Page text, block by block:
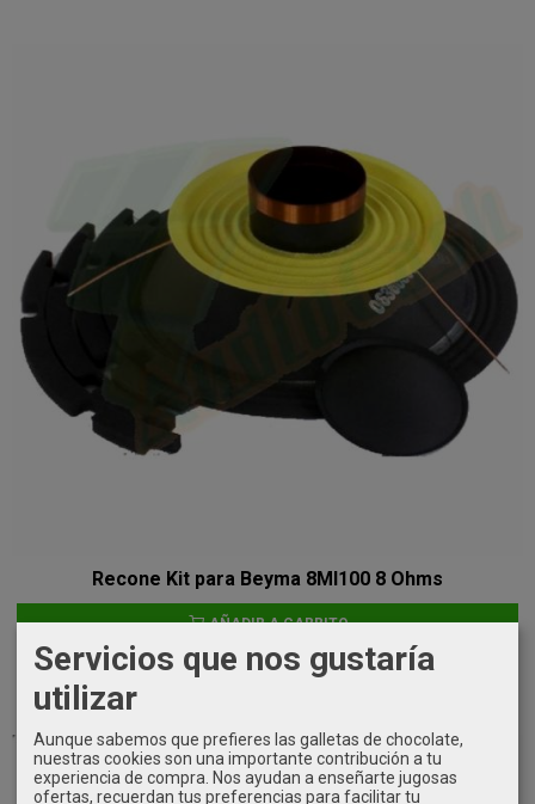
Recone Kit para Beyma 8MI100 8 Ohms
AÑADIR A CARRITO
50,00 €
Servicios que nos gustaría
utilizar
Aunque sabemos que prefieres las galletas de chocolate,
nuestras cookies son una importante contribución a tu
experiencia de compra. Nos ayudan a enseñarte jugosas
ofertas, recuerdan tus preferencias para facilitar tu